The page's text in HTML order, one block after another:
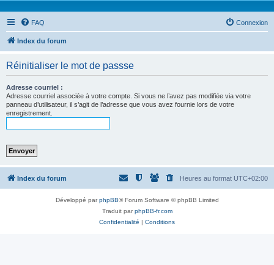
FAQ Connexion
Index du forum
Réinitialiser le mot de passse
Adresse courriel :
Adresse courriel associée à votre compte. Si vous ne l’avez pas modifiée via votre
panneau d’utilisateur, il s’agit de l’adresse que vous avez fournie lors de votre
enregistrement.
Index du forum Heures au format UTC+02:00
Développé parphpBB® Forum Software © phpBB Limited
Traduit parphpBB-fr.com
Confidentialité | Conditions